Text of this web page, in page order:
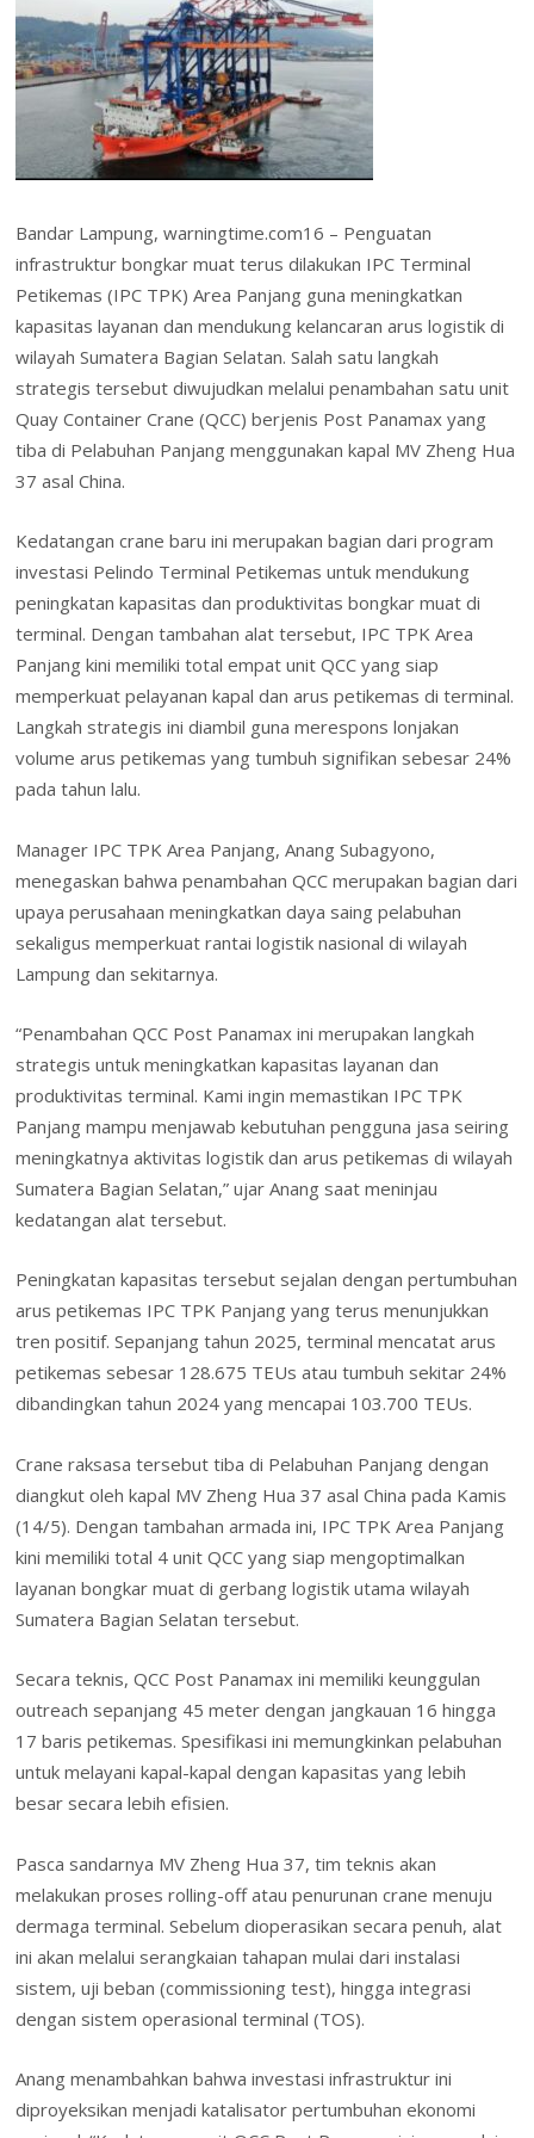
o
o
k
dI
n
st
l ri
e
n
dl
y
e
Bandar Lampung, warningtime.com16 – Penguatan
infrastruktur bongkar muat terus dilakukan IPC Terminal
Petikemas (IPC TPK) Area Panjang guna meningkatkan
kapasitas layanan dan mendukung kelancaran arus logistik di
wilayah Sumatera Bagian Selatan. Salah satu langkah
strategis tersebut diwujudkan melalui penambahan satu unit
Quay Container Crane (QCC) berjenis Post Panamax yang
tiba di Pelabuhan Panjang menggunakan kapal MV Zheng Hua
37 asal China.
Kedatangan crane baru ini merupakan bagian dari program
investasi Pelindo Terminal Petikemas untuk mendukung
peningkatan kapasitas dan produktivitas bongkar muat di
terminal. Dengan tambahan alat tersebut, IPC TPK Area
Panjang kini memiliki total empat unit QCC yang siap
memperkuat pelayanan kapal dan arus petikemas di terminal.
Langkah strategis ini diambil guna merespons lonjakan
volume arus petikemas yang tumbuh signifikan sebesar 24%
pada tahun lalu.
Manager IPC TPK Area Panjang, Anang Subagyono,
menegaskan bahwa penambahan QCC merupakan bagian dari
upaya perusahaan meningkatkan daya saing pelabuhan
sekaligus memperkuat rantai logistik nasional di wilayah
Lampung dan sekitarnya.
“Penambahan QCC Post Panamax ini merupakan langkah
strategis untuk meningkatkan kapasitas layanan dan
produktivitas terminal. Kami ingin memastikan IPC TPK
Panjang mampu menjawab kebutuhan pengguna jasa seiring
meningkatnya aktivitas logistik dan arus petikemas di wilayah
Sumatera Bagian Selatan,” ujar Anang saat meninjau
kedatangan alat tersebut.
Peningkatan kapasitas tersebut sejalan dengan pertumbuhan
arus petikemas IPC TPK Panjang yang terus menunjukkan
tren positif. Sepanjang tahun 2025, terminal mencatat arus
petikemas sebesar 128.675 TEUs atau tumbuh sekitar 24%
dibandingkan tahun 2024 yang mencapai 103.700 TEUs.
Crane raksasa tersebut tiba di Pelabuhan Panjang dengan
diangkut oleh kapal MV Zheng Hua 37 asal China pada Kamis
(14/5). Dengan tambahan armada ini, IPC TPK Area Panjang
kini memiliki total 4 unit QCC yang siap mengoptimalkan
layanan bongkar muat di gerbang logistik utama wilayah
Sumatera Bagian Selatan tersebut.
Secara teknis, QCC Post Panamax ini memiliki keunggulan
outreach sepanjang 45 meter dengan jangkauan 16 hingga
17 baris petikemas. Spesifikasi ini memungkinkan pelabuhan
untuk melayani kapal-kapal dengan kapasitas yang lebih
besar secara lebih efisien.
Pasca sandarnya MV Zheng Hua 37, tim teknis akan
melakukan proses rolling-off atau penurunan crane menuju
dermaga terminal. Sebelum dioperasikan secara penuh, alat
ini akan melalui serangkaian tahapan mulai dari instalasi
sistem, uji beban (commissioning test), hingga integrasi
dengan sistem operasional terminal (TOS).
Anang menambahkan bahwa investasi infrastruktur ini
diproyeksikan menjadi katalisator pertumbuhan ekonomi